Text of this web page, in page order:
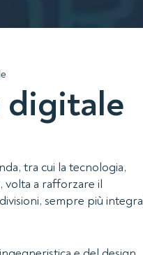
digitale
tra cui la tecnologia,
volta a rafforzare il
sempre più